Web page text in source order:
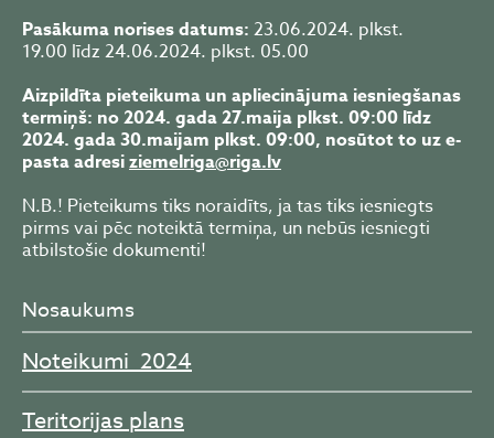
Pasākuma norises datums: 23.06.2024. plkst.
19.00 līdz 24.06.2024. plkst. 05.00
Aizpildīta pieteikuma un apliecinājuma iesniegšanas
termiņš: no 2024. gada 27.maija plkst. 09:00 līdz
2024. gada 30.maijam plkst. 09:00, nosūtot to uz e-
pasta adresiziemelriga@riga.lv
N.B.! Pieteikums tiks noraidīts, ja tas tiks iesniegts
pirms vai pēc noteiktā termiņa, un nebūs iesniegti
atbilstošie dokumenti!
Nosaukums
Noteikumi_2024
Teritorijas plans